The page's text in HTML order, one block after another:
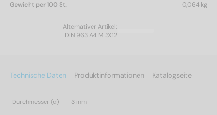
Gewicht per 100 St.
0,064 kg
Alternativer Artikel:
DIN 963 A4 M 3X12
Technische Daten Produktinformationen Katalogseite
Durchmesser (d) 3 mm